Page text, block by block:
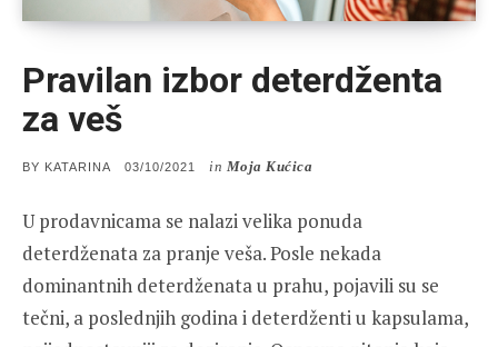
Pravilan izbor deterdženta
za veš
BY KATARINA
POSTED
03/10/2021 in Moja Kućica
U prodavnicama se nalazi velika ponuda
deterdženata za pranje veša. Posle nekada
dominantnih deterdženata u prahu, pojavili su se
tečni, a poslednjih godina i deterdženti u kapsulama,